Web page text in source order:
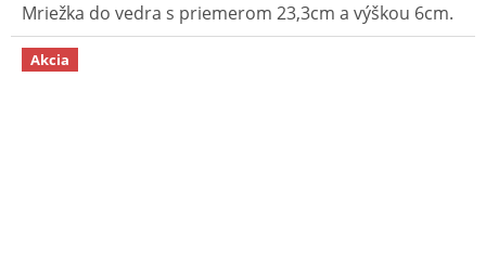
Mriežka do vedra s priemerom 23,3cm a výškou 6cm.
Akcia